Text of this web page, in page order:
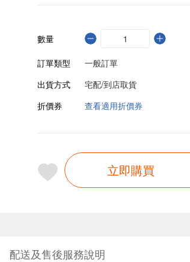
數量
訂單類型
一般訂單
出貨方式
宅配/到店取貨
折價券
查看適用折價券
立即購買
配送及售後服務說明